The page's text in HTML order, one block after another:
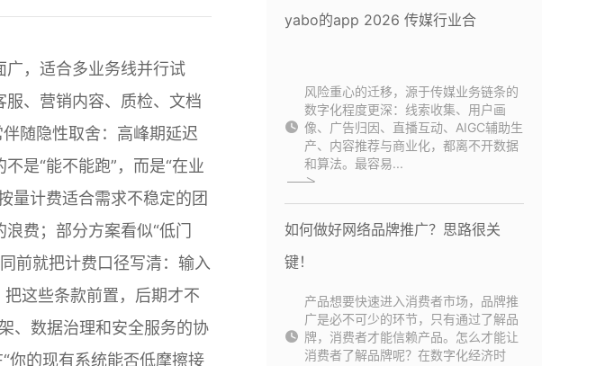
，适合多业务线并行试
、营销内容、质检、文档
随隐性取舍：高峰期延迟
是“能不能跑”，而是“在业
量计费适合需求不稳定的团
费；部分方案看似“低门
前就把计费口径写清：输入
这些条款前置，后期才不
、数据治理和安全服务的协
你的现有系统能否低摩擦接
yabo的app 2026 传媒行业合
风险重心的迁移，源于传媒业务链条的
数字化程度更深：线索收集、用户画
像、广告归因、直播互动、AIGC辅助生
产、内容推荐与商业化，都离不开数据
和算法。最容易...
如何做好网络品牌推广？思路很关
键！
产品想要快速进入消费者市场，品牌推
广是必不可少的环节，只有通过了解品
牌，消费者才能信赖产品。怎么才能让
消费者了解品牌呢？在数字化经济时